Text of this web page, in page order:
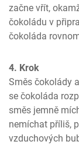
začne vřít,
čokoládu v
čokoláda
4. Krok
Směs čokolády
se čokoláda
směs jemně
nemíchat příliš,
vzduchových